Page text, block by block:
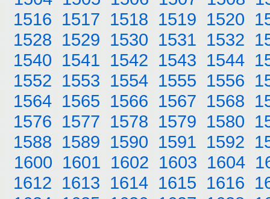
1516 1517 1518 1519 1520
1528 1529 1530 1531 1532
1540 1541 1542 1543 1544
1552 1553 1554 1555 1556
1564 1565 1566 1567 1568
1576 1577 1578 1579 1580
1588 1589 1590 1591 1592
1600 1601 1602 1603 1604
1612 1613 1614 1615 1616